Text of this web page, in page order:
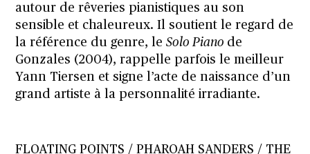
autour de rêveries pianistiques au son
sensible et chaleureux. Il soutient le regard de
la référence du genre, leSolo Piano de
Gonzales (2004), rappelle parfois le meilleur
Yann Tiersen et signe l’acte de naissance d’un
grand artiste à la personnalité irradiante.
FLOATING POINTS / PHAROAH SANDERS / THE